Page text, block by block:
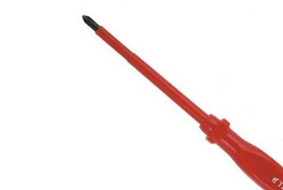
Articole Pentru Gradina
Accesorii Bucatarie